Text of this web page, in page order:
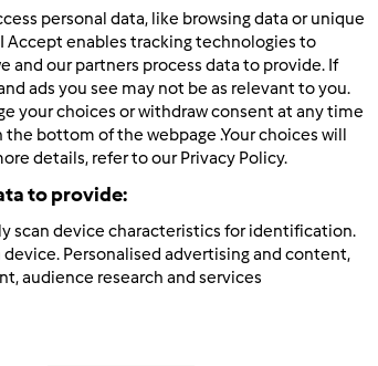
Risultati per pagina:
personal data, like browsing data or unique
Accept enables tracking technologies to
and our partners process data to provide. If
ads you see may not be as relevant to you.
your choices or withdraw consent at any time
bottom of the webpage .Your choices will
details, refer to our Privacy Policy.
to provide:
scan device characteristics for identification.
Personalised advertising and content,
audience research and services